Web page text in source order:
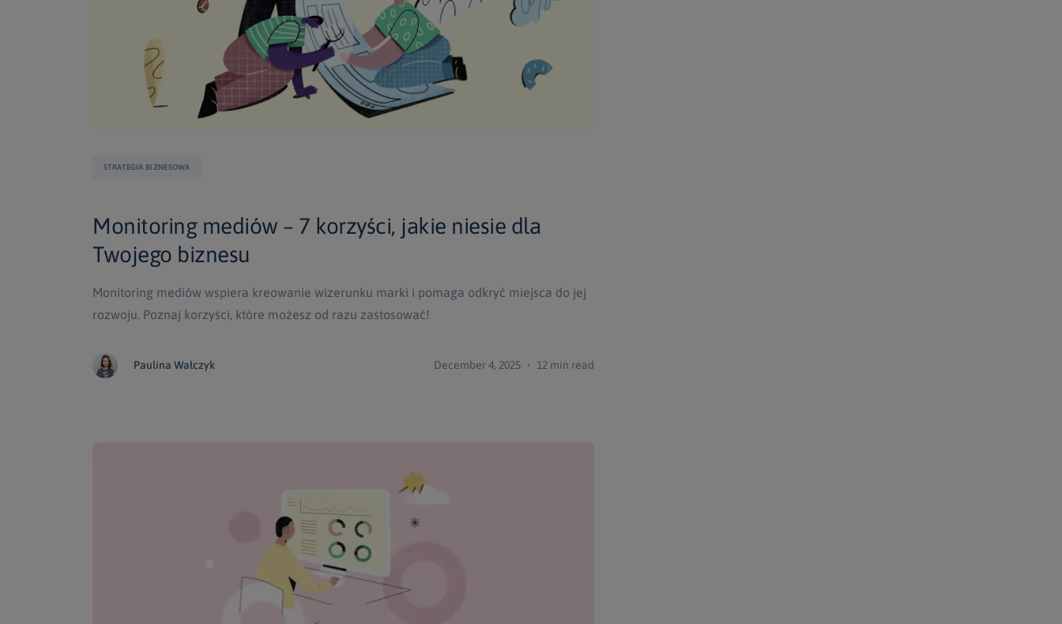
STRATEGIA BIZNESOWA
Monitoring mediów – 7 korzyści, jakie niesie dla
Twojego biznesu
Monitoring mediów wspiera kreowanie wizerunku marki i pomaga odkryć miejsca do jej
rozwoju. Poznaj korzyści, które możesz od razu zastosować!
Paulina Wałczyk December 4, 2025 ・ 12 min read